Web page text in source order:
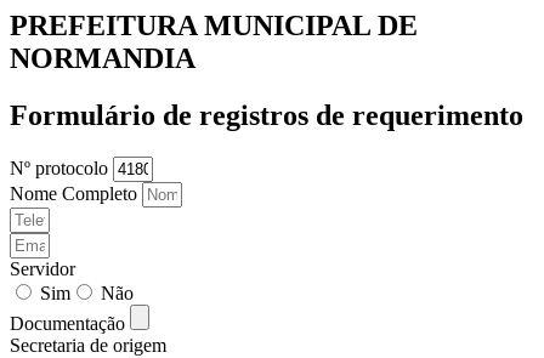
PREFEITURA MUNICIPAL DE
NORMANDIA
Formulário de registros de requerimento
Nº protocolo
Nome Completo
Servidor
Sim
Não
Documentação
Secretaria de origem